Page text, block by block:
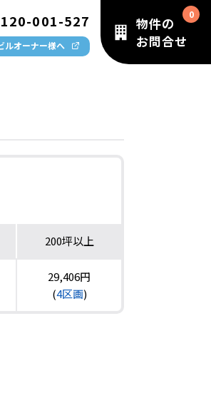
001-527
ルオーナー様へ
物件の
お問合せ
200坪以上
29,406円
(4区画)